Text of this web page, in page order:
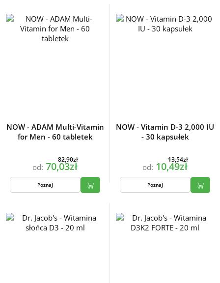
NOW - ADAM Multi-Vitamin
for Men - 60 tabletek
od:
82,90zł
70,03zł
Poznaj
NOW - Vitamin D-3 2,000 IU
- 30 kapsułek
od:
13,54zł
10,49zł
Poznaj